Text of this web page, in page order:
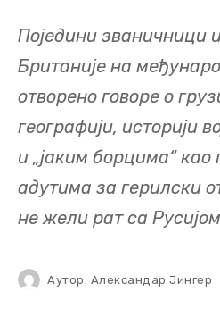
Поједини званичници
Британије на
отворено говоре о
географији, историји
и „јаким борцима“ као
адутима за герилски
не жели рат са
Аутор: Александар Јингер